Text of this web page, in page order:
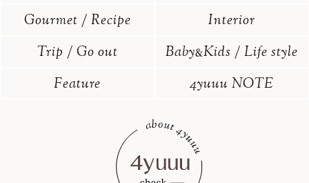
Gourmet / Recipe
Interior
Trip / Go out
Baby&Kids / Life style
Feature
4yuuu NOTE